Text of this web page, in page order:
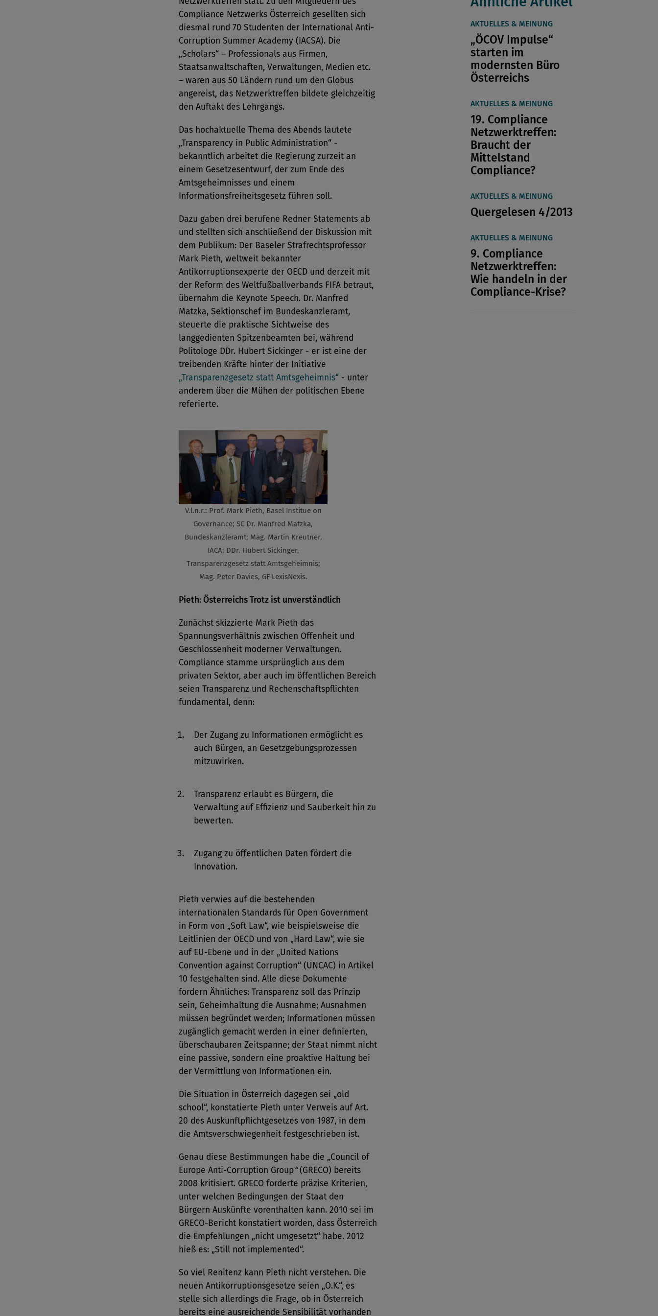
Compliance Netzwerks Österreich gesellten sich
diesmal rund 70 Studenten der International Anti-
Corruption Summer Academy (IACSA). Die
„Scholars“ – Professionals aus Firmen,
Staatsanwaltschaften, Verwaltungen, Medien etc.
– waren aus 50 Ländern rund um den Globus
angereist, das Netzwerktreffen bildete gleichzeitig
den Auftakt des Lehrgangs.
Das hochaktuelle Thema des Abends lautete
„Transparency in Public Administration“ -
bekanntlich arbeitet die Regierung zurzeit an
einem Gesetzesentwurf, der zum Ende des
Amtsgeheimnisses und einem
Informationsfreiheitsgesetz führen soll.
Dazu gaben drei berufene Redner Statements ab
und stellten sich anschließend der Diskussion mit
dem Publikum: Der Baseler Strafrechtsprofessor
Mark Pieth, weltweit bekannter
Antikorruptionsexperte der OECD und derzeit mit
der Reform des Weltfußballverbands FIFA betraut,
übernahm die Keynote Speech. Dr. Manfred
Matzka, Sektionschef im Bundeskanzleramt,
steuerte die praktische Sichtweise des
langgedienten Spitzenbeamten bei, während
Politologe DDr. Hubert Sickinger - er ist eine der
treibenden Kräfte hinter der Initiative
„Transparenzgesetz statt Amtsgeheimnis“ - unter
anderem über die Mühen der politischen Ebene
referierte.
V.l.n.r.: Prof. Mark Pieth, Basel Institue on
Governance; SC Dr. Manfred Matzka,
Bundeskanzleramt; Mag. Martin Kreutner,
IACA; DDr. Hubert Sickinger,
Transparenzgesetz statt Amtsgeheimnis;
Mag. Peter Davies, GF LexisNexis.
Pieth: Österreichs Trotz ist unverständlich
Zunächst skizzierte Mark Pieth das
Spannungsverhältnis zwischen Offenheit und
Geschlossenheit moderner Verwaltungen.
Compliance stamme ursprünglich aus dem
privaten Sektor, aber auch im öffentlichen Bereich
seien Transparenz und Rechenschaftspflichten
fundamental, denn:
Der Zugang zu Informationen ermöglicht es
auch Bürgen, an Gesetzgebungsprozessen
mitzuwirken.
Transparenz erlaubt es Bürgern, die
Verwaltung auf Effizienz und Sauberkeit hin zu
bewerten.
Zugang zu öffentlichen Daten fördert die
Innovation.
Pieth verwies auf die bestehenden
internationalen Standards für Open Government
in Form von „Soft Law“, wie beispielsweise die
Leitlinien der OECD und von „Hard Law“, wie sie
auf EU-Ebene und in der „United Nations
Convention against Corruption“ (UNCAC) in Artikel
10 festgehalten sind. Alle diese Dokumente
fordern Ähnliches: Transparenz soll das Prinzip
sein, Geheimhaltung die Ausnahme; Ausnahmen
müssen begründet werden; Informationen müssen
zugänglich gemacht werden in einer definierten,
überschaubaren Zeitspanne; der Staat nimmt nicht
eine passive, sondern eine proaktive Haltung bei
der Vermittlung von Informationen ein.
Die Situation in Österreich dagegen sei „old
school“, konstatierte Pieth unter Verweis auf Art.
20 des Auskunftpflichtgesetzes von 1987, in dem
die Amtsverschwiegenheit festgeschrieben ist.
Genau diese Bestimmungen habe die „Council of
Europe Anti-Corruption Group“(GRECO) bereits
2008 kritisiert. GRECO forderte präzise Kriterien,
unter welchen Bedingungen der Staat den
Bürgern Auskünfte vorenthalten kann. 2010 sei im
GRECO-Bericht konstatiert worden, dass Österreich
die Empfehlungen „nicht umgesetzt“ habe. 2012
hieß es: „Still not implemented“.
So viel Renitenz kann Pieth nicht verstehen. Die
neuen Antikorruptionsgesetze seien „O.K.“, es
stelle sich allerdings die Frage, ob in Österreich
bereits eine ausreichende Sensibilität vorhanden
AKTUELLES & MEINUNG
„ÖCOV Impulse“
starten im
modernsten Büro
Österreichs
AKTUELLES & MEINUNG
19. Compliance
Netzwerktreffen:
Braucht der
Mittelstand
Compliance?
AKTUELLES & MEINUNG
Quergelesen 4/2013
AKTUELLES & MEINUNG
9. Compliance
Netzwerktreffen:
Wie handeln in der
Compliance-Krise?